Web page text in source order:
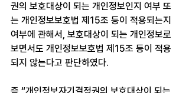
권의 보호대상이 되는 개인정보인지 여부 또
는 개인정보보호법 제15조 등이 적용되는지
여부에 관해서, 보호대상이 되는 개인정보로
보면서도 개인정보보호법 제15조 등이 적용
되지 않는다고 판단하였다.